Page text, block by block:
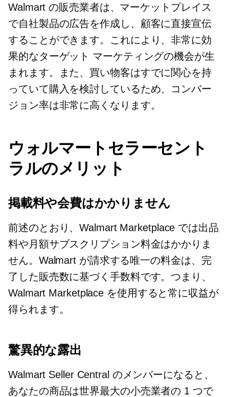
Walmart の販売業者は、マーケットプレイス
で自社製品の広告を作成し、顧客に直接宣伝
することができます。これにより、非常に効
果的なターゲット マーケティングの機会が生
まれます。また、買い物客はすでに関心を持
っていて購入を検討しているため、コンバー
ジョン率は非常に高くなります。
ウォルマートセラーセント
ラルのメリット
掲載料や会費はかかりません
前述のとおり、Walmart Marketplace では出品
料や月額サブスクリプション料金はかかりま
せん。Walmart が請求する唯一の料金は、完
了した販売数に基づく手数料です。つまり、
Walmart Marketplace を使用すると常に収益が
得られます。
驚異的な露出
Walmart Seller Central のメンバーになると、
あなたの商品は世界最大の小売業者の 1 つで